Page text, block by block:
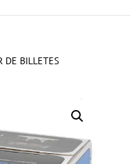
DE BILLETES